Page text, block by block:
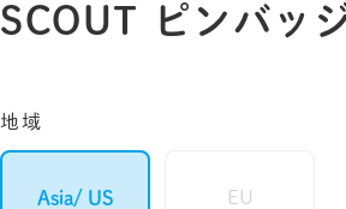
SCOUT ピンバッ
地域
Asia/ US EU